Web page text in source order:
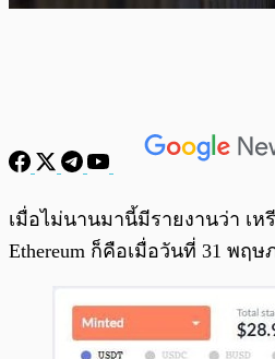
เมื่อไม่นานมานี้มีรายงานว่า เห
Ethereum ก็คือเมื่อวันที่ 31 พฤษ